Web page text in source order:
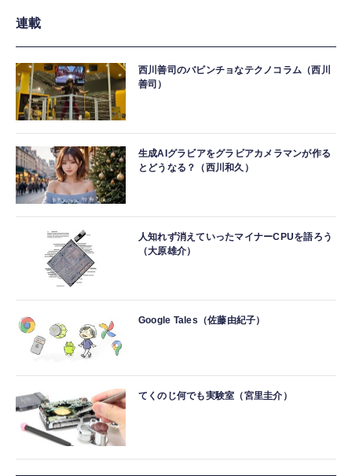
連載
西川善司のバビンチョなテクノコラム（西川
善司）
生成AIグラビアをグラビアカメラマンが作る
とどうなる？（西川和久）
人知れず消えていったマイナーCPUを語ろう
（大原雄介）
Google Tales（佐藤由紀子）
てくのじ何でも実験室（宮里圭介）